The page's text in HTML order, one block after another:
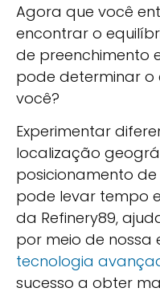
Agora que você
encontrar o
de preenchimento
pode determinar
você?
Experimentar
localização
posicionamento
pode levar tempo
da Refinery89,
por meio de nossa
tecnologia
sucesso a obter